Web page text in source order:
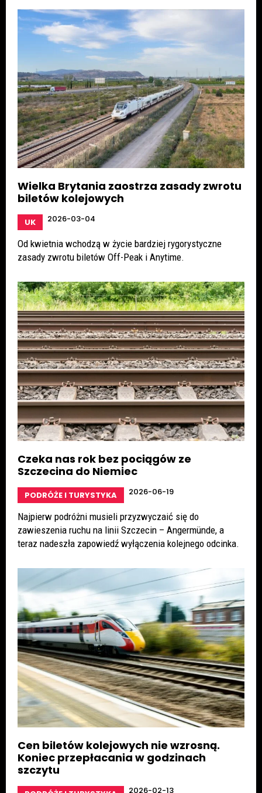
Wielka Brytania zaostrza zasady zwrotu
biletów kolejowych
UK 2026-03-04
Od kwietnia wchodzą w życie bardziej rygorystyczne
zasady zwrotu biletów Off-Peak i Anytime.
Czeka nas rok bez pociągów ze
Szczecina do Niemiec
PODRÓŻE I TURYSTYKA 2026-06-19
Najpierw podróżni musieli przyzwyczaić się do
zawieszenia ruchu na linii Szczecin – Angermünde, a
teraz nadeszła zapowiedź wyłączenia kolejnego odcinka.
Cen biletów kolejowych nie wzrosną.
Koniec przepłacania w godzinach
szczytu
2026-02-13